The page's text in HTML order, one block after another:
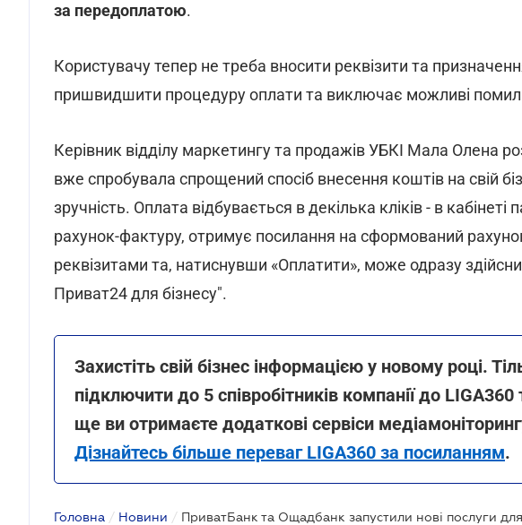
за передоплатою.
Користувачу тепер не треба вносити реквізити та
пришвидшити процедуру оплати та виключає можливі
Керівник відділу маркетингу та продажів УБКІ Мала Олена
вже спробувала спрощений спосіб внесення коштів на свій
зручність. Оплата відбувається в декілька кліків - в
рахунок-фактуру, отримує посилання на сформований
реквізитами та, натиснувши «Оплатити», може одразу
Приват24 для бізнесу".
Захистіть свій бізнес інформацією у новому році.
підключити до 5 співробітників компанії до
ще ви отримаєте додаткові сервіси
Дізнайтесь більше переваг LIGA360 за посиланням.
Головна / Новини / ПриватБанк та Ощадбанк запустили нові послуги для